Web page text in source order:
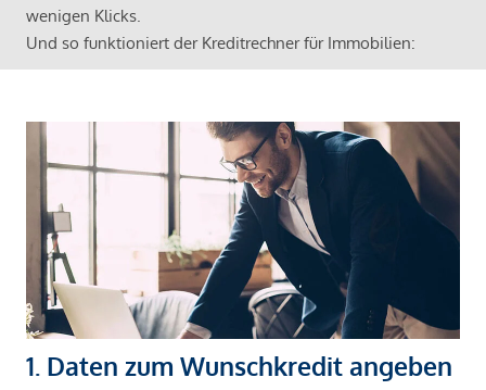
wenigen Klicks.
Und so funktioniert der Kreditrechner für Immobilien:
1. Daten zum Wunschkredit angeben